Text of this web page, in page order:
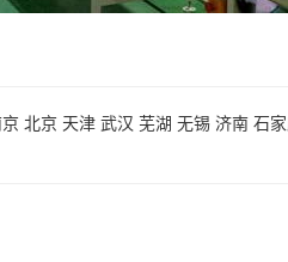
北京 天津 武汉 芜湖 无锡 济南 石